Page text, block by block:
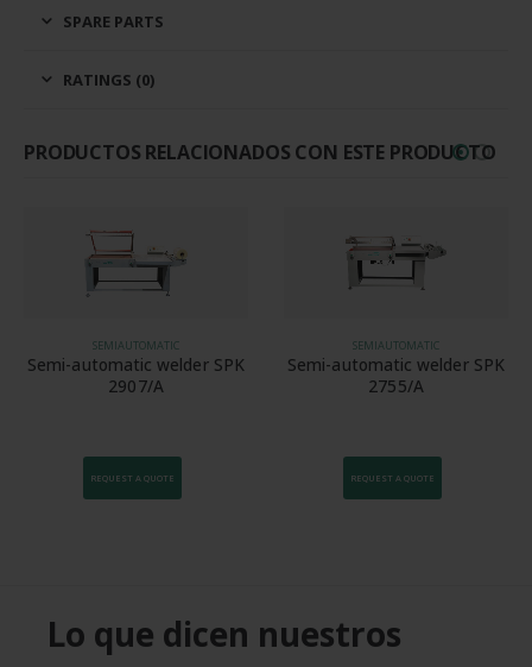
SPARE PARTS
RATINGS (0)
PRODUCTOS RELACIONADOS CON ESTE PRODUCTO
SEMIAUTOMATIC
Semi-automatic welder SPK
2907/A
REQUEST A QUOTE
SEMIAUTOMATIC
Semi-automatic welder SPK
2755/A
REQUEST A QUOTE
Lo que dicen nuestros